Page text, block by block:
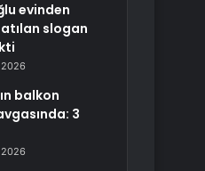
evinden
atılan slogan
balkon
3